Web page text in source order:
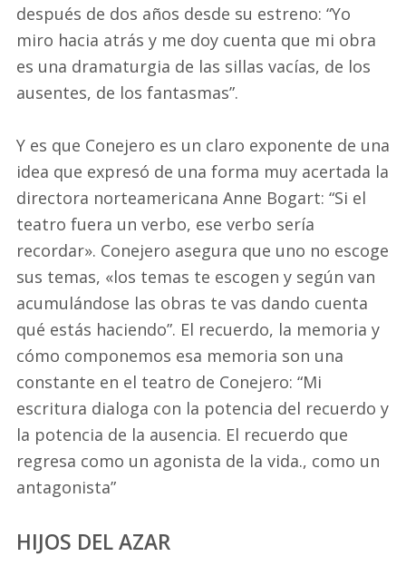
después de dos años desde su estreno: “Yo
miro hacia atrás y me doy cuenta que mi obra
es una dramaturgia de las sillas vacías, de los
ausentes, de los fantasmas”.
Y es que Conejero es un claro exponente de una
idea que expresó de una forma muy acertada la
directora norteamericana Anne Bogart: “Si el
teatro fuera un verbo, ese verbo sería
recordar». Conejero asegura que uno no escoge
sus temas, «los temas te escogen y según van
acumulándose las obras te vas dando cuenta
qué estás haciendo”. El recuerdo, la memoria y
cómo componemos esa memoria son una
constante en el teatro de Conejero: “Mi
escritura dialoga con la potencia del recuerdo y
la potencia de la ausencia. El recuerdo que
regresa como un agonista de la vida., como un
antagonista”
HIJOS DEL AZAR